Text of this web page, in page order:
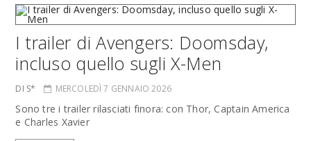
I trailer di Avengers: Doomsday,
incluso quello sugli X-Men
DI S* MERCOLEDÌ 7 GENNAIO 2026
Sono tre i trailer rilasciati finora: con Thor, Captain America
e Charles Xavier